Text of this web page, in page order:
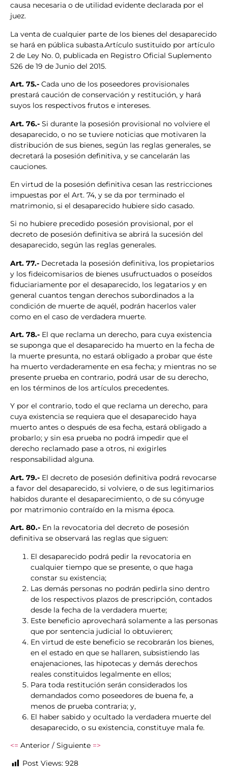
causa necesaria o de utilidad evidente declarada por el
juez.
La venta de cualquier parte de los bienes del desaparecido
se hará en pública subasta.Artículo sustituido por artículo
2 de Ley No. 0, publicada en Registro Oficial Suplemento
526 de 19 de Junio del 2015.
Art. 75.- Cada uno de los poseedores provisionales
prestará caución de conservación y restitución, y hará
suyos los respectivos frutos e intereses.
Art. 76.- Si durante la posesión provisional no volviere el
desaparecido, o no se tuviere noticias que motivaren la
distribución de sus bienes, según las reglas generales, se
decretará la posesión definitiva, y se cancelarán las
cauciones.
En virtud de la posesión definitiva cesan las restricciones
impuestas por el Art. 74, y se da por terminado el
matrimonio, si el desaparecido hubiere sido casado.
Si no hubiere precedido posesión provisional, por el
decreto de posesión definitiva se abrirá la sucesión del
desaparecido, según las reglas generales.
Art. 77.- Decretada la posesión definitiva, los propietarios
y los fideicomisarios de bienes usufructuados o poseídos
fiduciariamente por el desaparecido, los legatarios y en
general cuantos tengan derechos subordinados a la
condición de muerte de aquél, podrán hacerlos valer
como en el caso de verdadera muerte.
Art. 78.- El que reclama un derecho, para cuya existencia
se suponga que el desaparecido ha muerto en la fecha de
la muerte presunta, no estará obligado a probar que éste
ha muerto verdaderamente en esa fecha; y mientras no se
presente prueba en contrario, podrá usar de su derecho,
en los términos de los artículos precedentes.
Y por el contrario, todo el que reclama un derecho, para
cuya existencia se requiera que el desaparecido haya
muerto antes o después de esa fecha, estará obligado a
probarlo; y sin esa prueba no podrá impedir que el
derecho reclamado pase a otros, ni exigirles
responsabilidad alguna.
Art. 79.- El decreto de posesión definitiva podrá revocarse
a favor del desaparecido, si volviere, o de sus legitimarios
habidos durante el desaparecimiento, o de su cónyuge
por matrimonio contraído en la misma época.
Art. 80.- En la revocatoria del decreto de posesión
definitiva se observará las reglas que siguen:
El desaparecido podrá pedir la revocatoria en
cualquier tiempo que se presente, o que haga
constar su existencia;
Las demás personas no podrán pedirla sino dentro
de los respectivos plazos de prescripción, contados
desde la fecha de la verdadera muerte;
Este beneficio aprovechará solamente a las personas
que por sentencia judicial lo obtuvieren;
En virtud de este beneficio se recobrarán los bienes,
en el estado en que se hallaren, subsistiendo las
enajenaciones, las hipotecas y demás derechos
reales constituidos legalmente en ellos;
Para toda restitución serán considerados los
demandados como poseedores de buena fe, a
menos de prueba contraria; y,
El haber sabido y ocultado la verdadera muerte del
desaparecido, o su existencia, constituye mala fe.
<= Anterior / Siguiente =>
Post Views: 928